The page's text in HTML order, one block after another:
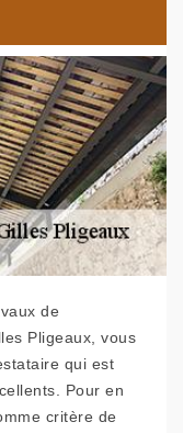
de
Pligeaux, vous
qui est
Pour en
critère de